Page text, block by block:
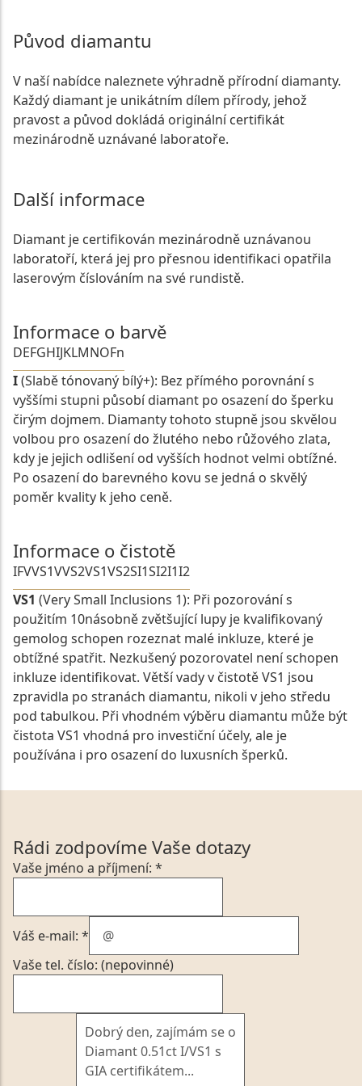
Původ diamantu
V naší nabídce naleznete výhradně přírodní diamanty.
Každý diamant je unikátním dílem přírody, jehož
pravost a původ dokládá originální certifikát
mezinárodně uznávané laboratoře.
Další informace
Diamant je certifikován mezinárodně uznávanou
laboratoří, která jej pro přesnou identifikaci opatřila
laserovým číslováním na své rundistě.
Informace o barvě
DEFGHIJKLMNOFn
I(Slabě tónovaný bílý+): Bez přímého porovnání s
vyššími stupni působí diamant po osazení do šperku
čirým dojmem. Diamanty tohoto stupně jsou skvělou
volbou pro osazení do žlutého nebo růžového zlata,
kdy je jejich odlišení od vyšších hodnot velmi obtížné.
Po osazení do barevného kovu se jedná o skvělý
poměr kvality k jeho ceně.
Informace o čistotě
IFVVS1VVS2VS1VS2SI1SI2I1I2
VS1 (Very Small Inclusions 1): Při pozorování s
použitím 10násobně zvětšující lupy je kvalifikovaný
gemolog schopen rozeznat malé inkluze, které je
obtížné spatřit. Nezkušený pozorovatel není schopen
inkluze identifikovat. Větší vady v čistotě VS1 jsou
zpravidla po stranách diamantu, nikoli v jeho středu
pod tabulkou. Při vhodném výběru diamantu může být
čistota VS1 vhodná pro investiční účely, ale je
používána i pro osazení do luxusních šperků.
Rádi zodpovíme Vaše dotazy
Vaše jméno a příjmení: *
Váš e-mail: *
Vaše tel. číslo: (nepovinné)